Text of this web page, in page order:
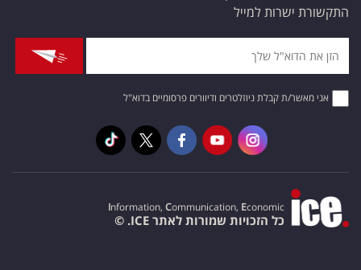
התקשורת ישרות למייל
אני מאשר/ת קבלת ניוזלטרים ודיוורים פרסומיים בדוא"ל
Information, Communication, Economic
כל הזכויות שמורות לאתר ICE. ©